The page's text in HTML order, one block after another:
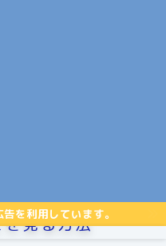
を利用しています。
見る方法